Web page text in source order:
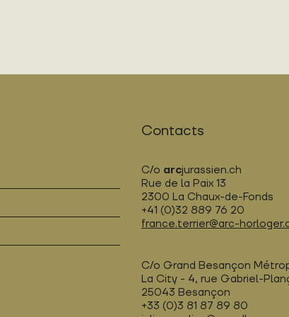
Contacts
C/o arcjurassien.ch
Rue de la Paix 13
2300 La Chaux-de-Fonds
+41 (0)32 889 76 20
france.terrier@arc-
C/o Grand Besançon
La City - 4, rue Gabriel-
25043 Besançon
+33 (0)3 81 87 89 80